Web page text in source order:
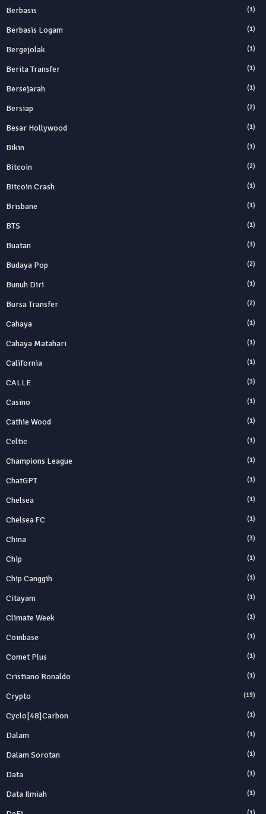
Berbasis (1)
Berbasis Logam (1)
Bergejolak (1)
Berita Transfer (1)
Bersejarah (1)
Bersiap (2)
Besar Hollywood (1)
Bikin (1)
Bitcoin (2)
Bitcoin Crash (1)
Brisbane (1)
BTS (1)
Buatan (3)
Budaya Pop (2)
Bunuh Diri (1)
Bursa Transfer (2)
Cahaya (1)
Cahaya Matahari (1)
California (1)
CALLE (3)
Casino (1)
Cathie Wood (1)
Celtic (1)
Champions League (1)
ChatGPT (1)
Chelsea (1)
Chelsea FC (1)
China (3)
Chip (1)
Chip Canggih (1)
Citayam (1)
Climate Week (1)
Coinbase (1)
Comet Plus (1)
Cristiano Ronaldo (1)
Crypto (19)
Cyclo[48]carbon (1)
Dalam (1)
Dalam Sorotan (1)
Data (1)
Data Ilmiah (1)